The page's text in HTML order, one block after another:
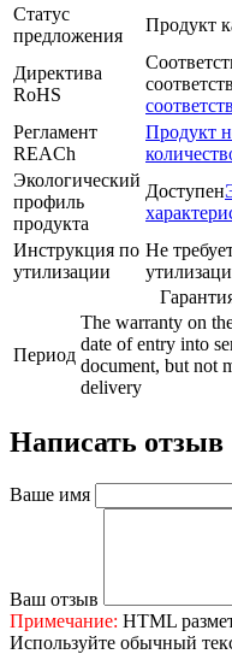
Статус
предложения
Продукт
Директива
RoHS
Регламент
REACh
Продукт
Экологический
профиль
продукта
Доступен
Инструкция по
утилизации
Не
Период
The warranty on
date of entry into
document, but not
delivery
Написать отзыв
Ваше имя
Ваш отзыв
Примечание: HTML
Используйте обычный